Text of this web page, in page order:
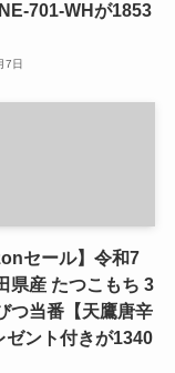
701-WHが1853
7日
セール】令和7
県産 たつこもち 3
つ当番【天鷹唐辛
ゼント付きが1340